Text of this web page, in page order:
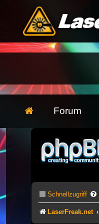
Forum
Schnellzugriff
LaserFreak.net